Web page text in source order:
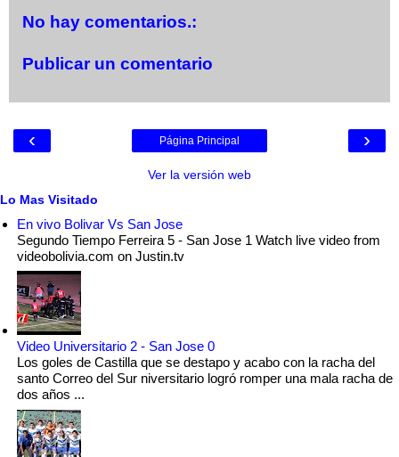
No hay comentarios.:
Publicar un comentario
‹ ›
Página Principal
Ver la versión web
Lo Mas Visitado
En vivo Bolivar Vs San Jose
Segundo Tiempo Ferreira 5 - San Jose 1 Watch live video from
videobolivia.com on Justin.tv
Video Universitario 2 - San Jose 0
Los goles de Castilla que se destapo y acabo con la racha del
santo Correo del Sur niversitario logró romper una mala racha de
dos años ...